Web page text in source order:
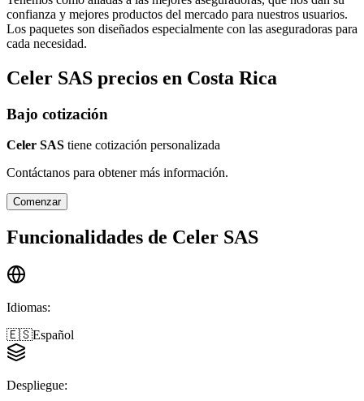
confianza y mejores productos del mercado para nuestros usuarios.
Los paquetes son diseñados especialmente con las aseguradoras para
cada necesidad.
Celer SAS precios en Costa Rica
Bajo cotización
Celer SAS tiene cotización personalizada
Contáctanos para obtener más información.
Comenzar
Funcionalidades de Celer SAS
Idiomas:
🇪🇸Español
Despliegue: